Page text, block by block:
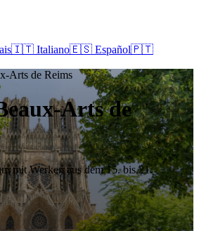
🇮🇹 Italiano🇪🇸 Español🇵🇹
Arts de Reims
Arts de
mit Werken aus dem 15. bis 21.